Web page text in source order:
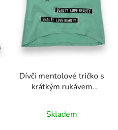
Dívčí mentolové tričko s
krátkým rukávem
Skladem